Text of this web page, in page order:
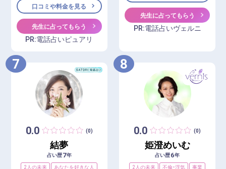
口コミや料金を見る
先生に占ってもらう
PR:電話占いピュアリ
先生に占ってもらう
PR:電話占いヴェルニ
7
0.0 (0)
結夢
占い歴7年
2人の未来
あなたを好きな人
8
0.0 (0)
姫澄めいむ
占い歴6年
2人の未来
不倫・浮気 事業